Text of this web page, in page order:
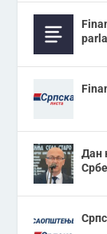
Дан
Србе